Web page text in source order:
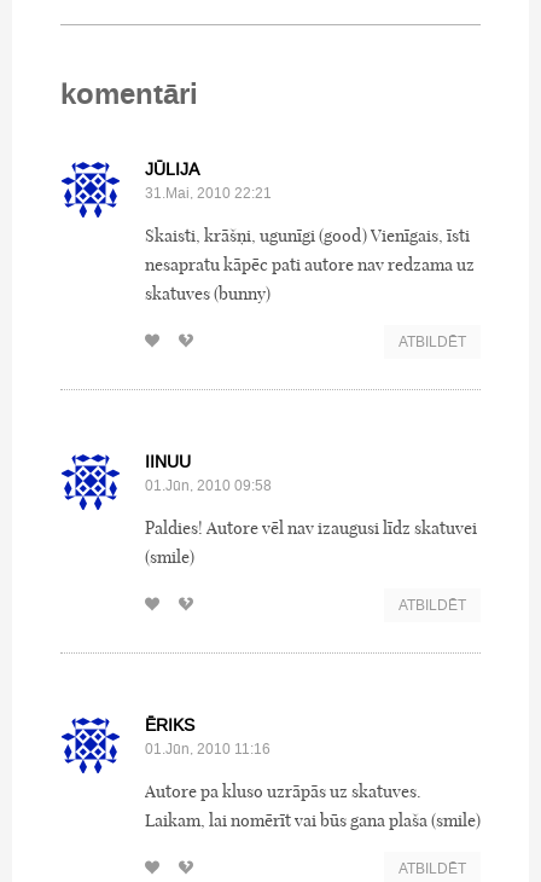
komentāri
JŪLIJA
31.Mai, 2010 22:21
Skaisti, krāšņi, ugunīgi (good) Vienīgais, īsti
nesapratu kāpēc pati autore nav redzama uz
skatuves (bunny)
ATBILDĒT
IINUU
01.Jūn, 2010 09:58
Paldies! Autore vēl nav izaugusi līdz skatuvei
(smile)
ATBILDĒT
ĒRIKS
01.Jūn, 2010 11:16
Autore pa kluso uzrāpās uz skatuves.
Laikam, lai nomērīt vai būs gana plaša (smile)
ATBILDĒT